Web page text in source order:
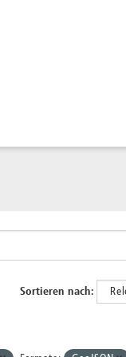
Sortieren nach